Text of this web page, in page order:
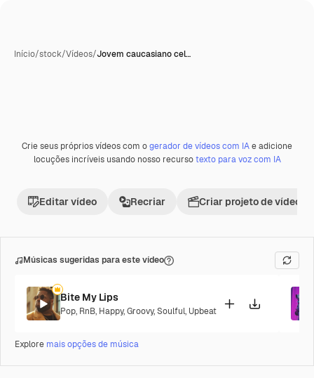
Início/stock/Vídeos/Jovem caucasiano cel…
Crie seus próprios vídeos com ogerador de vídeos com IAe adicione
locuções incríveis usando nosso recursotexto para voz com IA
Editar vídeo Recriar Criar projeto de vídeo
Músicas sugeridas para este vídeo
Bite My Lips
Pop, RnB, Happy,Groovy,Soulful, Upbeat
Explore mais opções de música